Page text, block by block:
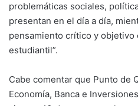
problemáticas sociales,
presentan en el día a día,
pensamiento crítico y objetivo
estudiantil”.
Cabe comentar que Punto de
Economía, Banca e